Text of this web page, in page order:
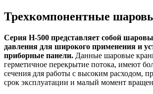
Трехкомпонентные
Серия Н-500 представляет собой
давления для широкого применения и
приборные панели. Данные шаровые
герметичное перекрытие потока, имеют
сечения для работы с высоким расходом,
срок эксплуатации и малый момент